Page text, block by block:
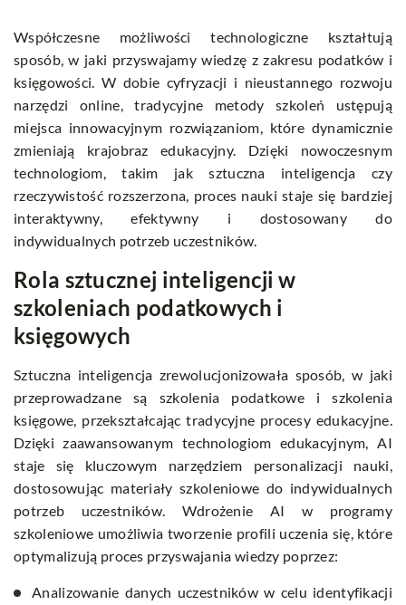
Współczesne możliwości technologiczne kształtują
sposób, w jaki przyswajamy wiedzę z zakresu podatków i
księgowości. W dobie cyfryzacji i nieustannego rozwoju
narzędzi online, tradycyjne metody szkoleń ustępują
miejsca innowacyjnym rozwiązaniom, które dynamicznie
zmieniają krajobraz edukacyjny. Dzięki nowoczesnym
technologiom, takim jak sztuczna inteligencja czy
rzeczywistość rozszerzona, proces nauki staje się bardziej
interaktywny, efektywny i dostosowany do
indywidualnych potrzeb uczestników.
Rola sztucznej inteligencji w
szkoleniach podatkowych i
księgowych
Sztuczna inteligencja zrewolucjonizowała sposób, w jaki
przeprowadzane są szkolenia podatkowe i szkolenia
księgowe, przekształcając tradycyjne procesy edukacyjne.
Dzięki zaawansowanym technologiom edukacyjnym, AI
staje się kluczowym narzędziem personalizacji nauki,
dostosowując materiały szkoleniowe do indywidualnych
potrzeb uczestników. Wdrożenie AI w programy
szkoleniowe umożliwia tworzenie profili uczenia się, które
optymalizują proces przyswajania wiedzy poprzez:
Analizowanie danych uczestników w celu identyfikacji